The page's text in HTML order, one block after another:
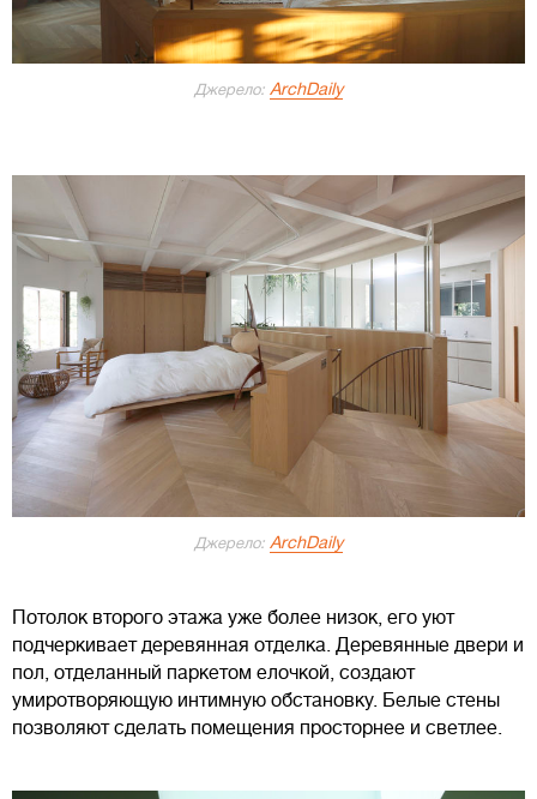
Джерело: ArchDaily
Джерело: ArchDaily
Потолок второго этажа уже более низок, его уют
подчеркивает деревянная отделка. Деревянные двери и
пол, отделанный паркетом елочкой, создают
умиротворяющую интимную обстановку. Белые стены
позволяют сделать помещения просторнее и светлее.